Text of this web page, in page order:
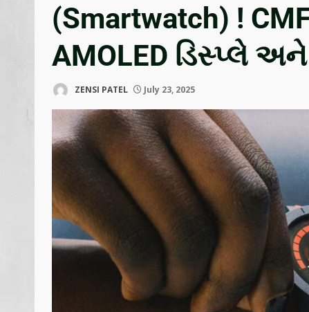
(Smartwatch) !
AMOLED ડિસ્પ્લે
ZENSI PATEL July 23, 2025